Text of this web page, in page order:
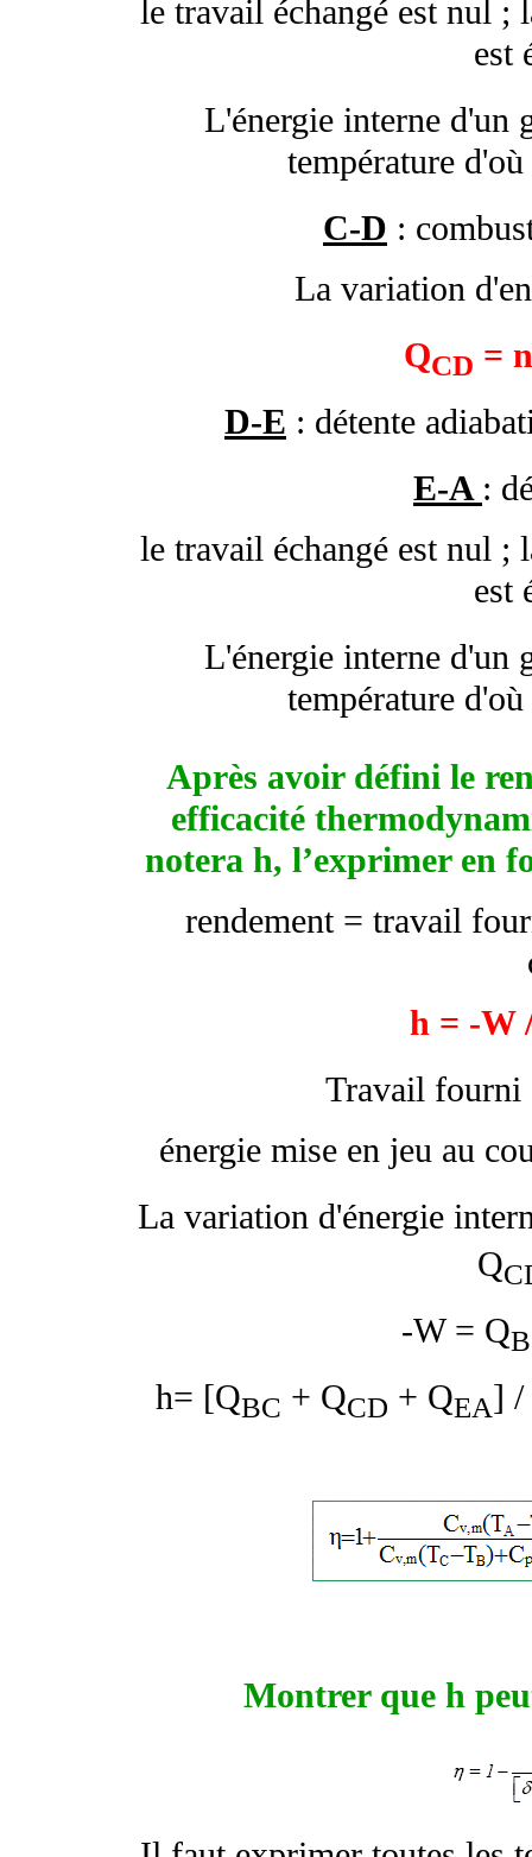
le travail échangé est nul
est
L'énergie interne d'un
température d'où
C-D :
La variation
QCD =
D-E : détente
E-A :
le travail échangé est nul ;
est
L'énergie interne d'un
température d'où
Après avoir défini le
efficacité
notera h, l’exprimer en
rendement = travail
h= -W
Travail fourni
énergie mise en jeu au
La variation d'énergie
Q
-W = Q
h= [QBC + QCD + QEA] /
Montrer que h